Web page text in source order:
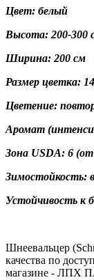
Цвет: белый
Высота: 200-300
Ширина: 200 см
Размер цветка:
Цветение:
Аромат
Зона USDA: 6 (от
Зимостойкость:
Устойчивость к
Шнеевальцер
качества по
магазине - ЛПХ